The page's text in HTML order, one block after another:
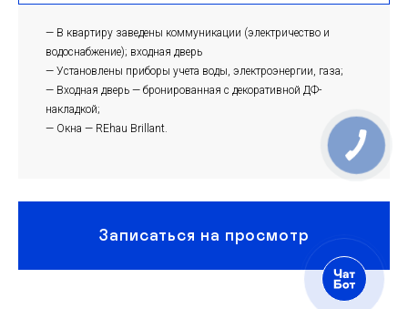
— В квартиру заведены коммуникации (электричество и
водоснабжение); входная дверь
— Установлены приборы учета воды, электроэнергии, газа;
— Входная дверь — бронированная с декоративной ДФ-
накладкой;
— Окна — REhau Brillant.
Записаться на просмотр